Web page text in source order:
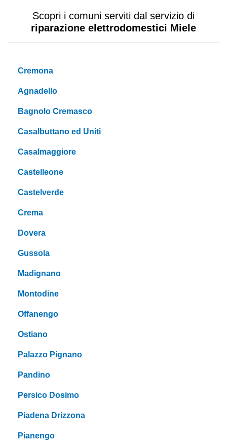
Scopri i comuni serviti dal servizio di
riparazione elettrodomestici Miele
Cremona
Agnadello
Bagnolo Cremasco
Casalbuttano ed Uniti
Casalmaggiore
Castelleone
Castelverde
Crema
Dovera
Gussola
Madignano
Montodine
Offanengo
Ostiano
Palazzo Pignano
Pandino
Persico Dosimo
Piadena Drizzona
Pianengo